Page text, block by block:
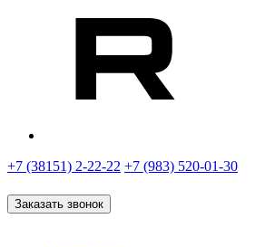
+7 (38151) 2-22-22 +7 (983) 520-01-30
Заказать звонок